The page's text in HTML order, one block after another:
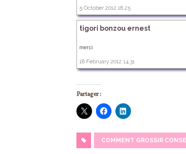
5 October 2012 18.25
tigori bonzou ernest
merci
18 February 2012 14.31
Partager :
COMMENT GROSSIR